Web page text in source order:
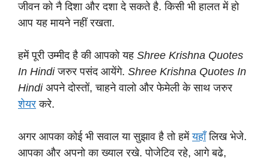
जीवन को नै दिशा और दशा दे सकते है. किसी भी हालत में हो
आप यह मायने नहीं रखता.
हमें पूरी उम्मीद है की आपको यह Shree Krishna Quotes
In Hindiजरुर पसंद आयेंगे. Shree Krishna Quotes In
Hindiअपने दोस्तों, चाहने वालो और फेमेली के साथ जरुर
शेयर करे.
अगर आपका कोई भी सवाल या सुझाव है तो हमेंयहाँलिख भेजे.
आपका और अपनो का ख्याल रखे. पोजेटिव रहे, आगे बढे,